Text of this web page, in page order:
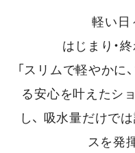
軽い日
はじまり・
「スリムで軽やかに
る安心を叶えたシ
し、 吸水量だけで
スを発